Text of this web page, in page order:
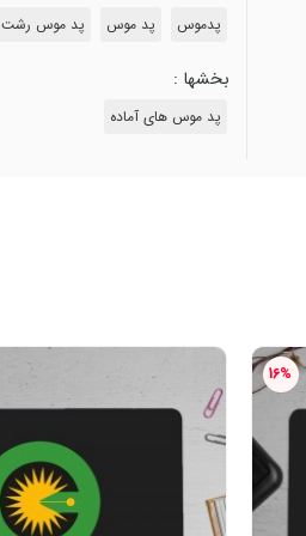
پدموس پد موس پد موس رشت
بخشها :
پد موس های آماده
16%